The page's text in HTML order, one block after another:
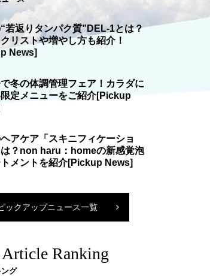
き出る温
CAの強みと弱みとは？ビ
ューティーコンテストに出
場して感じたCAの特性
若返りタンパク質”DEL-1とは？
リストや増やし方も紹介！
冬の体調管理フェア！カラダに
定メニューをご紹介
アケア「スキニフィケーショ
は？non haru：homeの新感覚泡
トメントを紹介
ックアップニュース一覧
Ranking
グ